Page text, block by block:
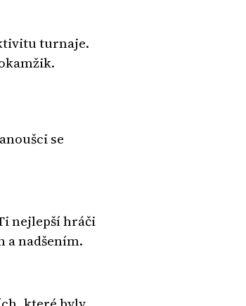
turnaje.
se
nejlepší hráči
a nadšením.